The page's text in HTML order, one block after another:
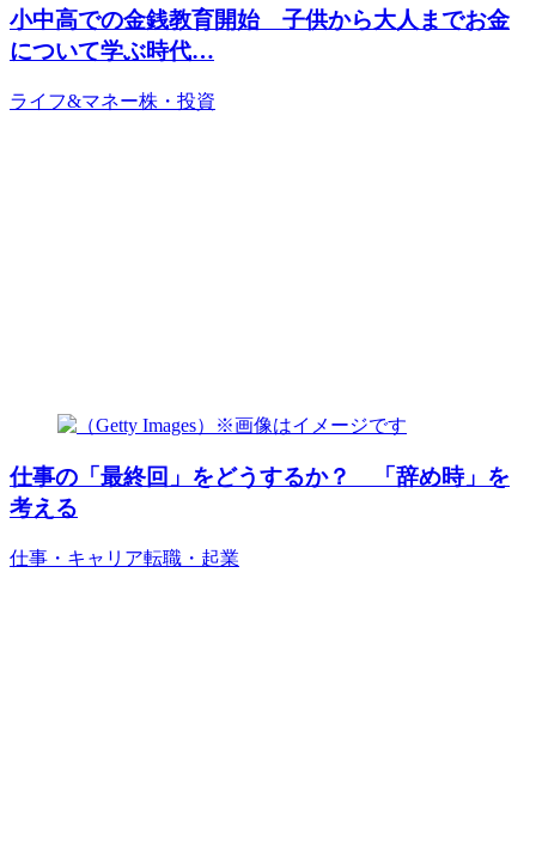
小中高での金銭教育開始 子供から大人までお金
について学ぶ時代…
ライフ&マネー株・投資
仕事の「最終回」をどうするか？ 「辞め時」を
考える
仕事・キャリア転職・起業